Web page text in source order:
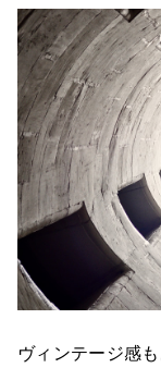
ヴィンテージ感